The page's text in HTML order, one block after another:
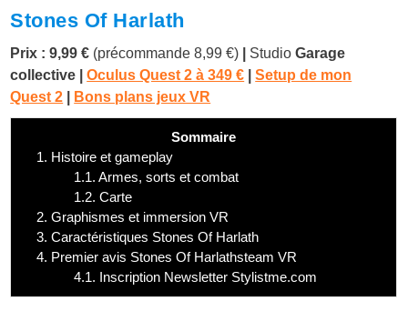
Stones Of Harlath
Prix : 9,99 € (précommande 8,99 €) StudioGarage
collective
|Oculus Quest 2 à 349 € |Setup de mon
Quest 2
Bons plans jeux VR
Sommaire
1. Histoire et gameplay
1.1. Armes, sorts et combat
1.2. Carte
2. Graphismes et immersion VR
3. Caractéristiques Stones Of Harlath
4. Premier avis Stones Of Harlathsteam VR
4.1. Inscription Newsletter Stylistme.com